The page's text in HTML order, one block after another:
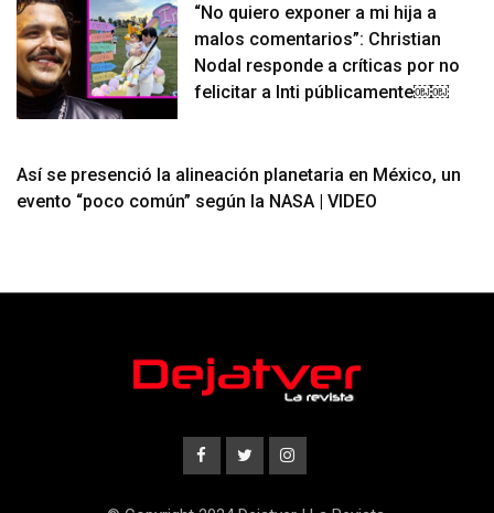
“No quiero exponer a mi hija a
malos comentarios”: Christian
Nodal responde a críticas por no
felicitar a Inti públicamente￼￼
Así se presenció la alineación planetaria en México, un
evento “poco común” según la NASA | VIDEO